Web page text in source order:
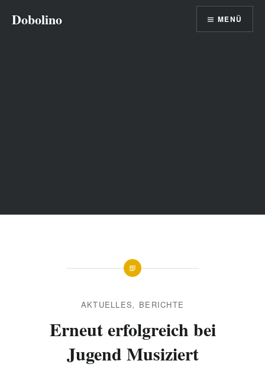
zumDobolino MENÜ
AKTUELLES, BERICHTE
Erneut erfolgreich bei
Jugend Musiziert